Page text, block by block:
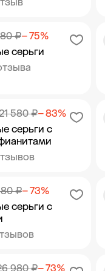
в корзину
серьги
₽− 75%
в корзину
серьги с
580 ₽− 83%
в корзину
серьги с
₽− 73%
в корзину
980 ₽− 73%